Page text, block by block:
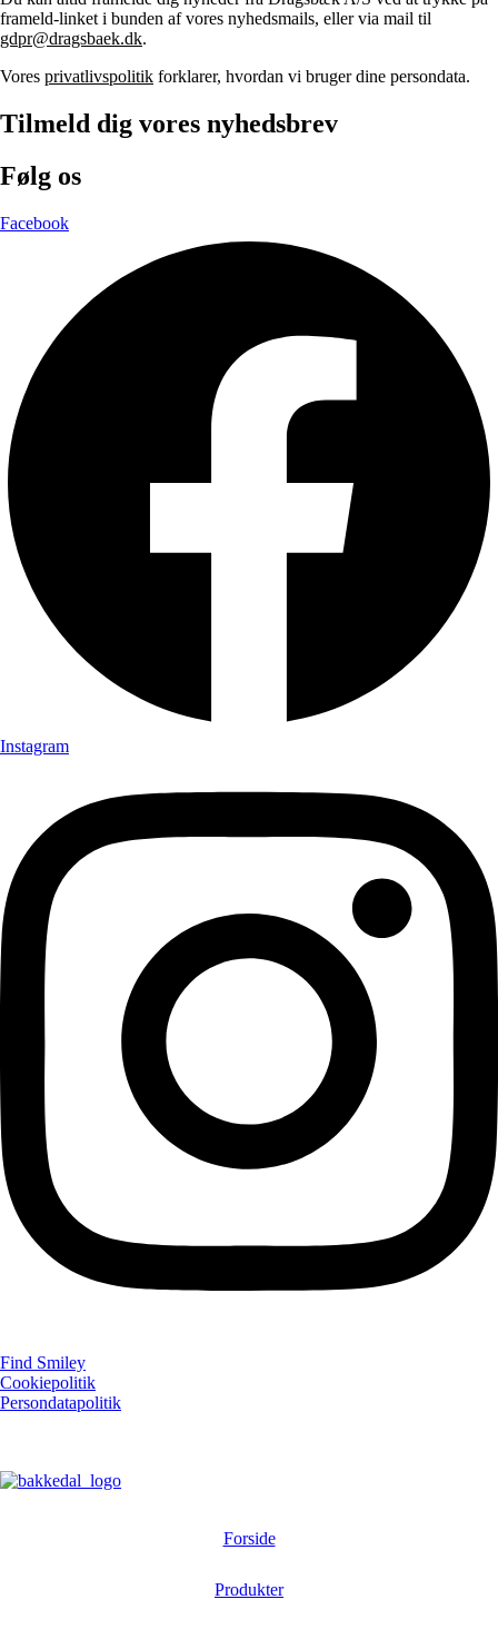
frameld-linket i bunden af vores nyhedsmails, eller via mail til
gdpr@dragsbaek.dk.
Vores privatlivspolitik forklarer, hvordan vi bruger dine persondata.
Tilmeld dig vores nyhedsbrev
Følg os
Facebook
Instagram
Find Smiley
Cookiepolitik
Persondatapolitik
Forside
Produkter